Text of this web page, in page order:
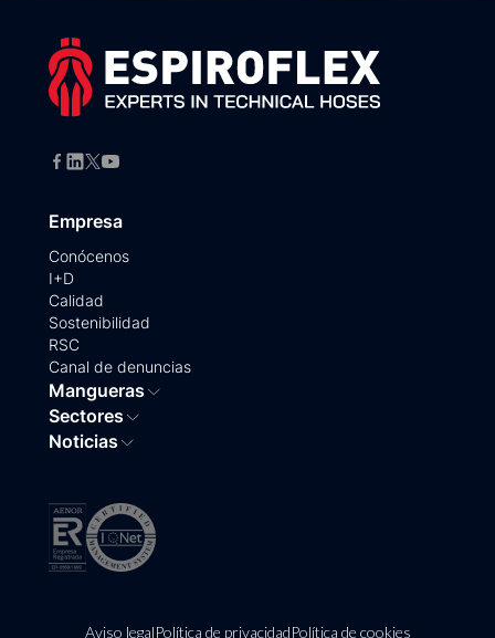
Empresa
Conócenos
I+D
Calidad
Sostenibilidad
RSC
Canal de denuncias
Mangueras
Sectores
Noticias
Aviso legalPolítica de privacidadPolítica de cookies